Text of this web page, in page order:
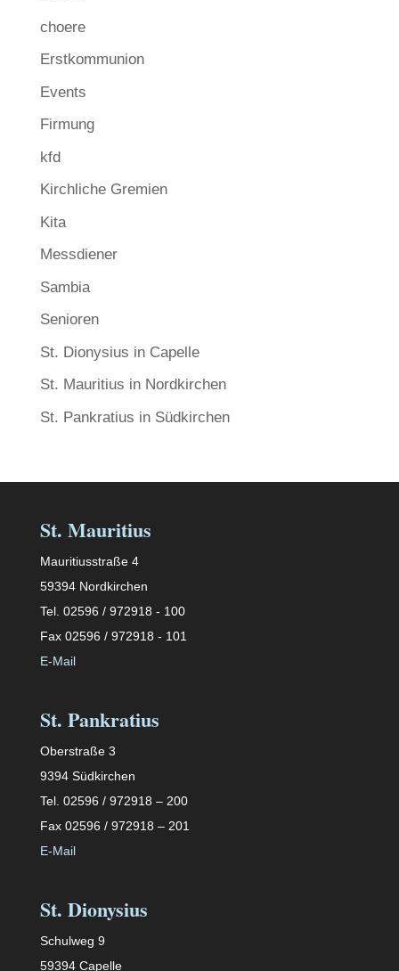
choere
Erstkommunion
Events
Firmung
kfd
Kirchliche Gremien
Kita
Messdiener
Sambia
Senioren
St. Dionysius in Capelle
St. Mauritius in Nordkirchen
St. Pankratius in Südkirchen
St. Mauritius
Mauritiusstraße 4
59394 Nordkirchen
Tel. 02596 / 972918 - 100
Fax 02596 / 972918 - 101
E-Mail
St. Pankratius
Oberstraße 3
9394 Südkirchen
Tel. 02596 / 972918 – 200
Fax 02596 / 972918 – 201
E-Mail
St. Dionysius
Schulweg 9
59394 Capelle